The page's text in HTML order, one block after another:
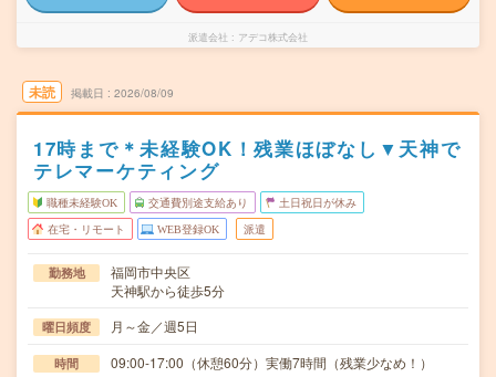
派遣会社 アデコ株式会社
未読 掲載日 2026/08/09
17時まで＊未経験OK！残業ほぼなし▼天神で
テレマーケティング
職種未経験OK 交通費別途支給あり 土日祝日が休み
在宅・リモート WEB登録OK 派遣
勤務地
福岡市中央区
天神駅から徒歩5分
曜日頻度 月～金／週5日
時間 09:00-17:00（休憩60分）実働7時間（残業少なめ！）